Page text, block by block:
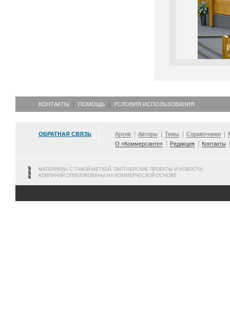
КОНТАКТЫ ПОМОЩЬ УСЛОВИЯ ИСПОЛЬЗОВАНИЯ
ОБРАТНАЯ СВЯЗЬ Архив Авторы Темы Справочники
О «Коммерсанте»
Редакция Контакты
МАТЕРИАЛЫ С ТАКОЙ МЕТКОЙ, ПАРТНЕРСКИЕ ПРОЕКТЫ И НОВОСТИ
КОМПАНИЙ ОПУБЛИКОВАНЫ НА КОММЕРЧЕСКОЙ ОСНОВЕ